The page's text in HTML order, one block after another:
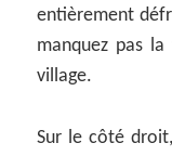
entièrement
manquez pas
village.
Sur le côté